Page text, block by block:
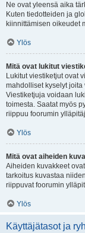
Ne ovat yleensä aika
Kuten tiedotteiden ja
kiinnittämisen oikeudet
Ylös
Mitä ovat lukitut
Lukitut viestiketjut ovat
mahdolliset kyselyt joita
Viestiketjuja voidaan
toimesta. Saatat myös
riippuu foorumin
Ylös
Mitä ovat aiheiden
Aiheiden kuvakkeet
tarkoitus kuvastaa
riippuvat foorumin
Ylös
Käyttäjätasot ja